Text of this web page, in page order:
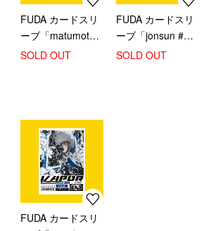
FUDA カードスリ
ーブ「matumot
#1」【スタンダー
SOLD OUT
FUDA カードスリ
ーブ「jonsun #1」
【スタンダードサ
SOLD OUT
FUDA カードスリ